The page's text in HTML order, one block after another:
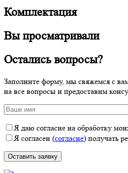
Комплектация
Вы просматривали
Остались вопросы?
Заполните форму, мы свяжемся с
на все вопросы и предоставим
Я даю согласие на обработку
Я согласен (согласие) получать